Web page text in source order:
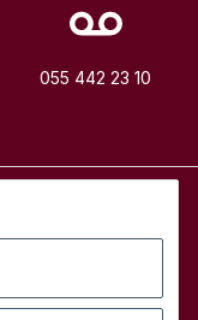
055 442 23 10